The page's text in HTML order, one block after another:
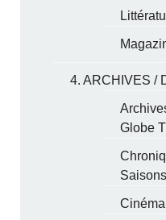
4. ARCHIVES /
Globe
Saisons